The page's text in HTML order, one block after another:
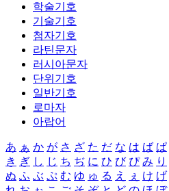
학술기호
기술기호
첨자기호
라틴문자
러시아문자
단위기호
일반기호
로마자
아랍어
あ ぁ か が さ ざ た だ な は ば ぱ
き ぎ し じ ち ぢ に ひ び ぴ み り
ぬ ふ ぶ ぷ む ゆ ゅ る え ぇ け げ